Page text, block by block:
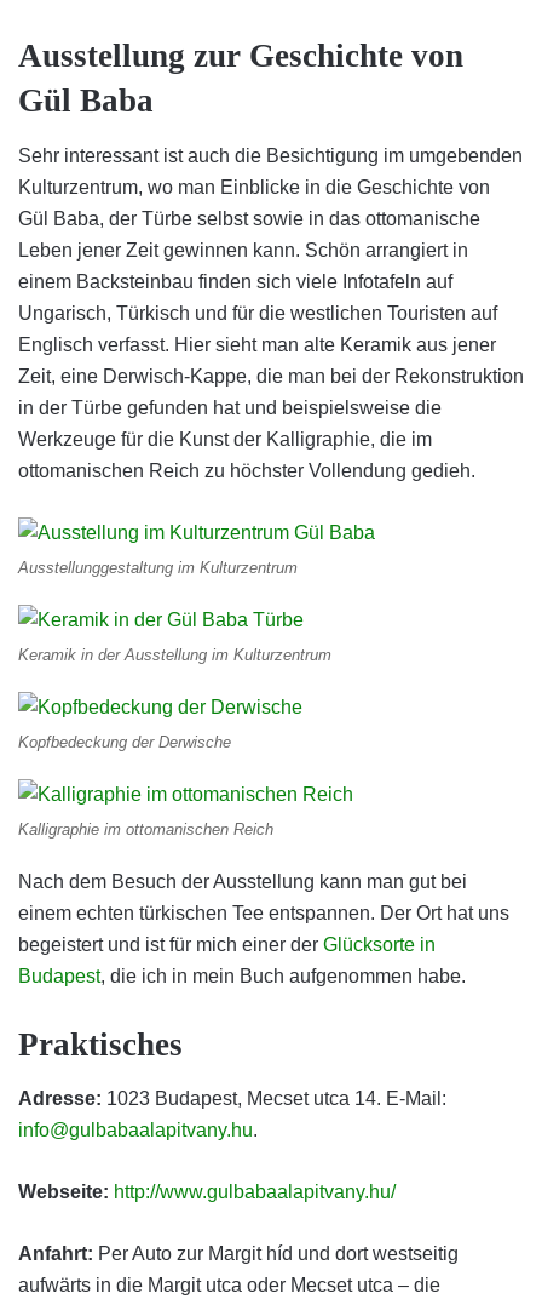
Ausstellung zur Geschichte von
Gül Baba
Sehr interessant ist auch die Besichtigung im umgebenden
Kulturzentrum, wo man Einblicke in die Geschichte von
Gül Baba, der Türbe selbst sowie in das ottomanische
Leben jener Zeit gewinnen kann. Schön arrangiert in
einem Backsteinbau finden sich viele Infotafeln auf
Ungarisch, Türkisch und für die westlichen Touristen auf
Englisch verfasst. Hier sieht man alte Keramik aus jener
Zeit, eine Derwisch-Kappe, die man bei der Rekonstruktion
in der Türbe gefunden hat und beispielsweise die
Werkzeuge für die Kunst der Kalligraphie, die im
ottomanischen Reich zu höchster Vollendung gedieh.
Ausstellunggestaltung im Kulturzentrum
Keramik in der Ausstellung im Kulturzentrum
Kopfbedeckung der Derwische
Kalligraphie im ottomanischen Reich
Nach dem Besuch der Ausstellung kann man gut bei
einem echten türkischen Tee entspannen. Der Ort hat uns
begeistert und ist für mich einer der Glücksorte in
Budapest, die ich in mein Buch aufgenommen habe.
Praktisches
Adresse: 1023 Budapest, Mecset utca 14. E-Mail:
info@gulbabaalapitvany.hu.
Webseite: http://www.gulbabaalapitvany.hu/
Anfahrt: Per Auto zur Margit híd und dort westseitig
aufwärts in die Margit utca oder Mecset utca – die